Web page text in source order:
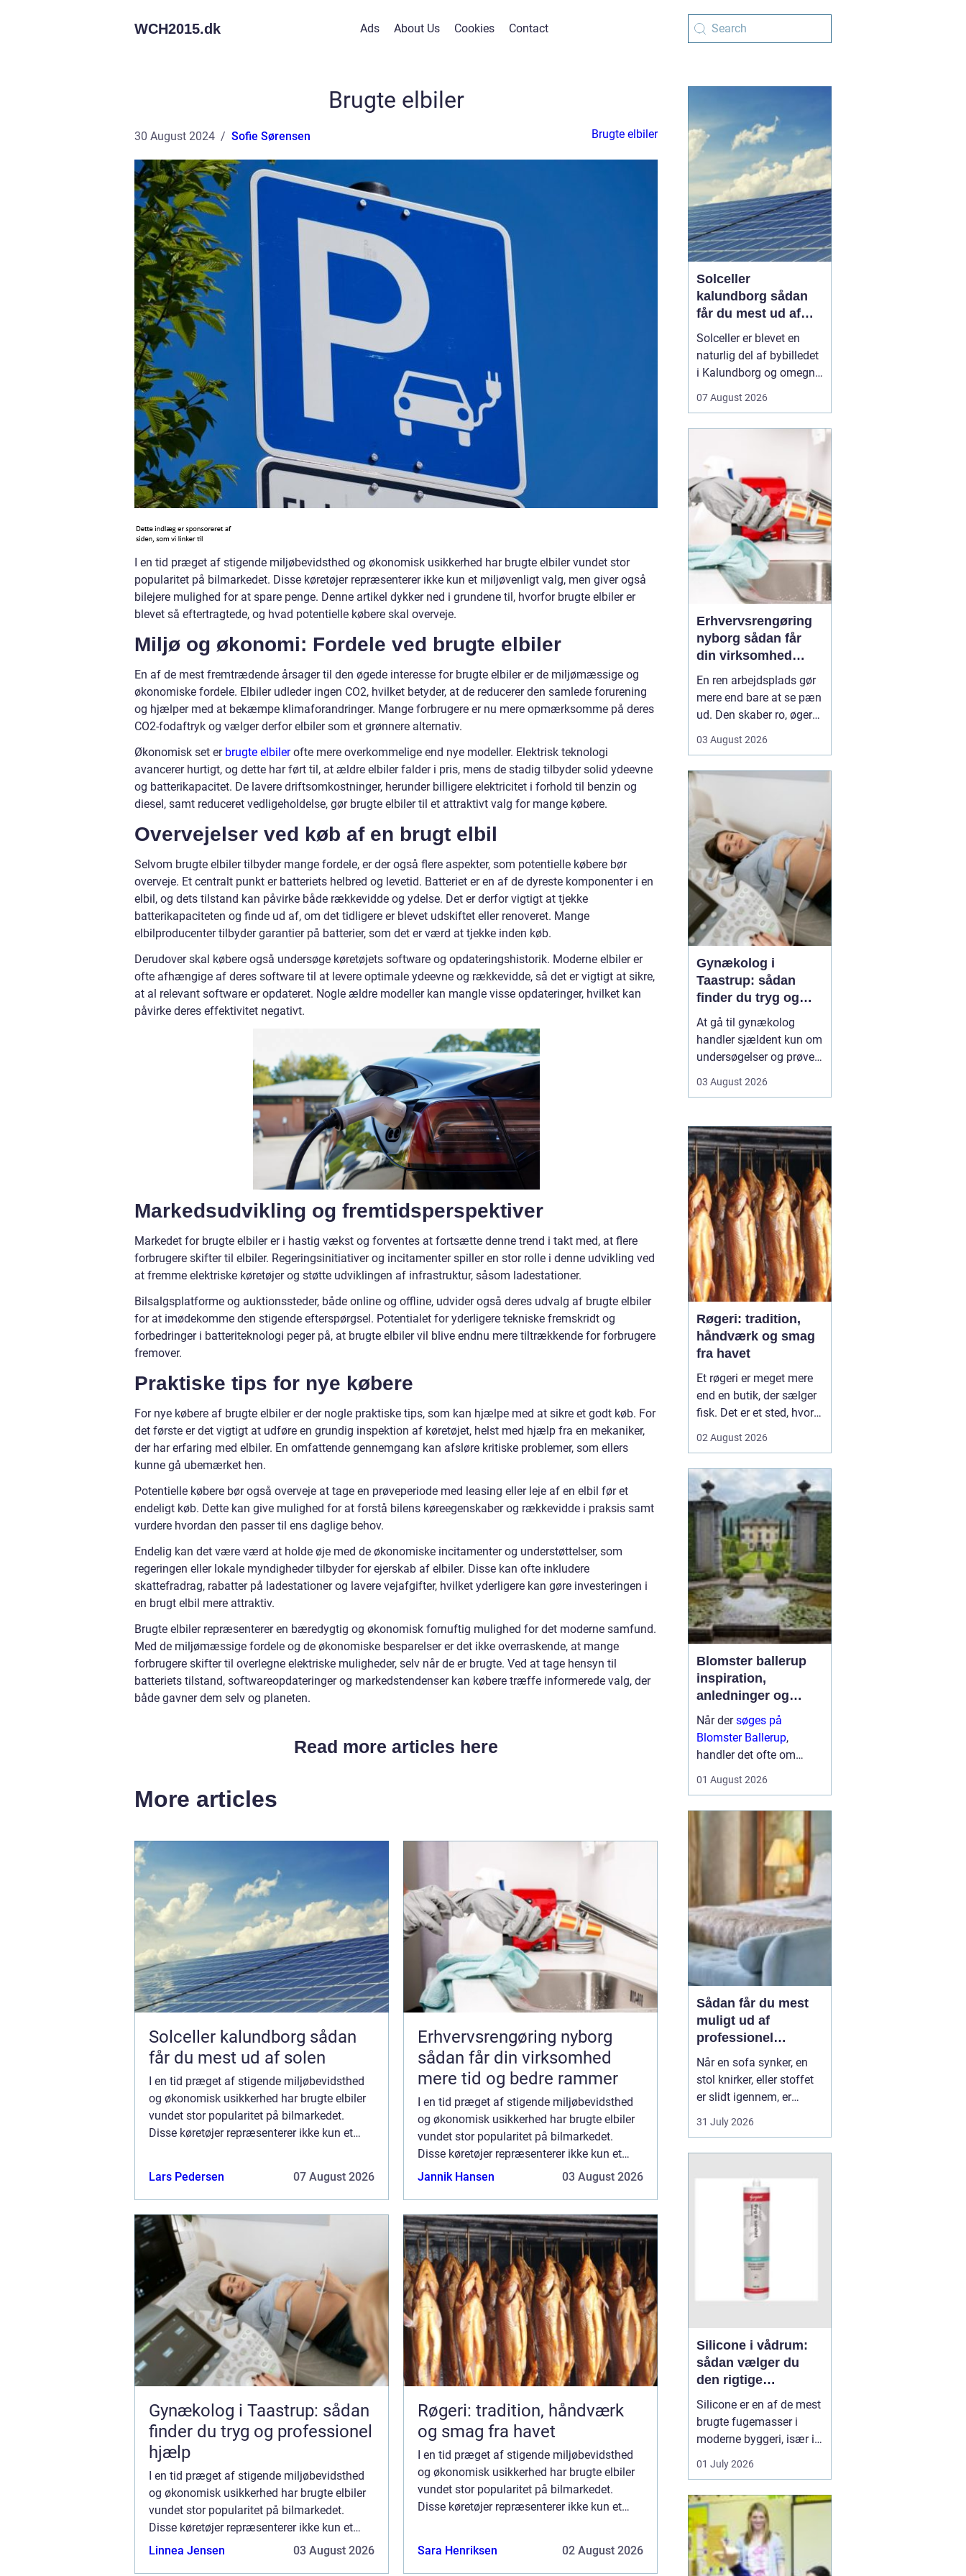
WCH2015.dk Ads About Us Cookies Contact
Brugte elbiler
30 August 2024 Sofie Sørensen Brugte elbiler
I en tid præget af stigende miljøbevidsthed og økonomisk usikkerhed har brugte elbiler vundet stor
popularitet på bilmarkedet. Disse køretøjer repræsenterer ikke kun et miljøvenligt valg, men giver også
bilejere mulighed for at spare penge. Denne artikel dykker ned i grundene til, hvorfor brugte elbiler er
blevet så eftertragtede, og hvad potentielle købere skal overveje.
Miljø og økonomi: Fordele ved brugte elbiler
En af de mest fremtrædende årsager til den øgede interesse for brugte elbiler er de miljømæssige og
økonomiske fordele. Elbiler udleder ingen CO2, hvilket betyder, at de reducerer den samlede forurening
og hjælper med at bekæmpe klimaforandringer. Mange forbrugere er nu mere opmærksomme på deres
CO2-fodaftryk og vælger derfor elbiler som et grønnere alternativ.
Økonomisk set er brugte elbilerofte mere overkommelige end nye modeller. Elektrisk teknologi
avancerer hurtigt, og dette har ført til, at ældre elbiler falder i pris, mens de stadig tilbyder solid ydeevne
og batterikapacitet. De lavere driftsomkostninger, herunder billigere elektricitet i forhold til benzin og
diesel, samt reduceret vedligeholdelse, gør brugte elbiler til et attraktivt valg for mange købere.
Overvejelser ved køb af en brugt elbil
Selvom brugte elbiler tilbyder mange fordele, er der også flere aspekter, som potentielle købere bør
overveje. Et centralt punkt er batteriets helbred og levetid. Batteriet er en af de dyreste komponenter i en
elbil, og dets tilstand kan påvirke både rækkevidde og ydelse. Det er derfor vigtigt at tjekke
batterikapaciteten og finde ud af, om det tidligere er blevet udskiftet eller renoveret. Mange
elbilproducenter tilbyder garantier på batterier, som det er værd at tjekke inden køb.
Derudover skal købere også undersøge køretøjets software og opdateringshistorik. Moderne elbiler er
ofte afhængige af deres software til at levere optimale ydeevne og rækkevidde, så det er vigtigt at sikre,
at al relevant software er opdateret. Nogle ældre modeller kan mangle visse opdateringer, hvilket kan
påvirke deres effektivitet negativt.
Markedsudvikling og fremtidsperspektiver
Markedet for brugte elbiler er i hastig vækst og forventes at fortsætte denne trend i takt med, at flere
forbrugere skifter til elbiler. Regeringsinitiativer og incitamenter spiller en stor rolle i denne udvikling ved
at fremme elektriske køretøjer og støtte udviklingen af infrastruktur, såsom ladestationer.
Bilsalgsplatforme og auktionssteder, både online og offline, udvider også deres udvalg af brugte elbiler
for at imødekomme den stigende efterspørgsel. Potentialet for yderligere tekniske fremskridt og
forbedringer i batteriteknologi peger på, at brugte elbiler vil blive endnu mere tiltrækkende for forbrugere
fremover.
Praktiske tips for nye købere
For nye købere af brugte elbiler er der nogle praktiske tips, som kan hjælpe med at sikre et godt køb. For
det første er det vigtigt at udføre en grundig inspektion af køretøjet, helst med hjælp fra en mekaniker,
der har erfaring med elbiler. En omfattende gennemgang kan afsløre kritiske problemer, som ellers
kunne gå ubemærket hen.
Potentielle købere bør også overveje at tage en prøveperiode med leasing eller leje af en elbil før et
endeligt køb. Dette kan give mulighed for at forstå bilens køreegenskaber og rækkevidde i praksis samt
vurdere hvordan den passer til ens daglige behov.
Endelig kan det være værd at holde øje med de økonomiske incitamenter og understøttelser, som
regeringen eller lokale myndigheder tilbyder for ejerskab af elbiler. Disse kan ofte inkludere
skattefradrag, rabatter på ladestationer og lavere vejafgifter, hvilket yderligere kan gøre investeringen i
en brugt elbil mere attraktiv.
Brugte elbiler repræsenterer en bæredygtig og økonomisk fornuftig mulighed for det moderne samfund.
Med de miljømæssige fordele og de økonomiske besparelser er det ikke overraskende, at mange
forbrugere skifter til overlegne elektriske muligheder, selv når de er brugte. Ved at tage hensyn til
batteriets tilstand, softwareopdateringer og markedstendenser kan købere træffe informerede valg, der
både gavner dem selv og planeten.
Read more articles here
More articles
Solceller kalundborg sådan
får du mest ud af solen
I en tid præget af stigende miljøbevidsthed
og økonomisk usikkerhed har brugte elbiler
vundet stor popularitet på bilmarkedet.
Disse køretøjer repræsenterer ikke kun et
Lars Pedersen
07 August 2026
Erhvervsrengøring nyborg
sådan får din virksomhed
mere tid og bedre rammer
I en tid præget af stigende miljøbevidsthed
og økonomisk usikkerhed har brugte elbiler
vundet stor popularitet på bilmarkedet.
Disse køretøjer repræsenterer ikke kun et
miljøvenligt valg, men giver...
Jannik Hansen 03 August 2026
Gynækolog i Taastrup: sådan
finder du tryg og professionel
hjælp
I en tid præget af stigende miljøbevidsthed
og økonomisk usikkerhed har brugte elbiler
vundet stor popularitet på bilmarkedet.
Disse køretøjer repræsenterer ikke kun et
miljøvenligt valg, men giver...
Linnea Jensen 03 August 2026
Røgeri: tradition, håndværk
og smag fra havet
I en tid præget af stigende miljøbevidsthed
og økonomisk usikkerhed har brugte elbiler
vundet stor popularitet på bilmarkedet.
Disse køretøjer repræsenterer ikke kun et
Sara Henriksen
02 August 2026
Solceller
kalundborg sådan
får du mest ud af
solen
Solceller er blevet en
naturlig del af bybilledet
i Kalundborg og omegn.
og mindre virksomheder
Svaret er for mange ja
især med de høje elpriser
og et stig...
07 August 2026
Erhvervsrengøring
nyborg sådan får
din virksomhed
mere tid og bedre
rammer
En ren arbejdsplads gør
mere end bare at se pæn
ud. Den skaber ro, øger
et mere professionelt
og samarbejdspartnere.
For mange virksomheder
i Nyborg er
erhvervsrengøring derfor
ikke bare en praktisk
nø...
03 August 2026
Gynækolog i
Taastrup: sådan
finder du tryg og
professionel hjælp
At gå til gynækolog
handler sjældent kun om
undersøgelser og prøver.
bekymring, usikkerhed
når de skal tale om
intime problemstillinger.
Derfor betyder valget...
03 August 2026
Røgeri: tradition,
håndværk og smag
fra havet
Et røgeri er meget mere
end en butik, der sælger
fisk. Det er et sted, hvor
håndværkstraditioner
lokal kultur. Her
forvandles fisk fra havet
til røgede delikatesser
med dyb sm...
02 August 2026
Blomster ballerup
inspiration,
anledninger og
lokale muligheder
Når dersøges på
Blomster Ballerup,
handler det ofte om
hurtig buket. Blomster
livets største øjeblikke,
sige farvel på en værdig
måde eller skabe hygge i
01 August 2026
Sådan får du mest
muligt ud af
professionel
møbelpolstring
Når en sofa synker, en
stol knirker, eller stoffet
er slidt igennem, er
mange fristede til bare at
købe nyt. Men ofte kan
flottere og mere
behagelige, end da de
var nye. Her spiller
31 July 2026
Silicone i vådrum:
sådan vælger du
den rigtige
fugemasse
Silicone er en af de mest
brugte fugemasser i
moderne byggeri, især i
badeværelser, køkkener
og andre områder med
fugerne omkring
bruseniche, håndvask,
køkkenbord eller
natursten ikke holder
01 July 2026